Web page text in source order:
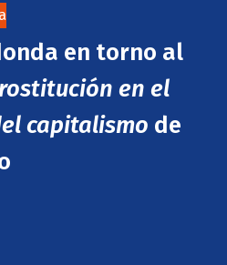
en torno al
en el
capitalismo de